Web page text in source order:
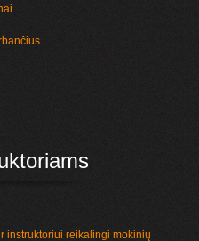
instruktoriui reikalingi mokinių